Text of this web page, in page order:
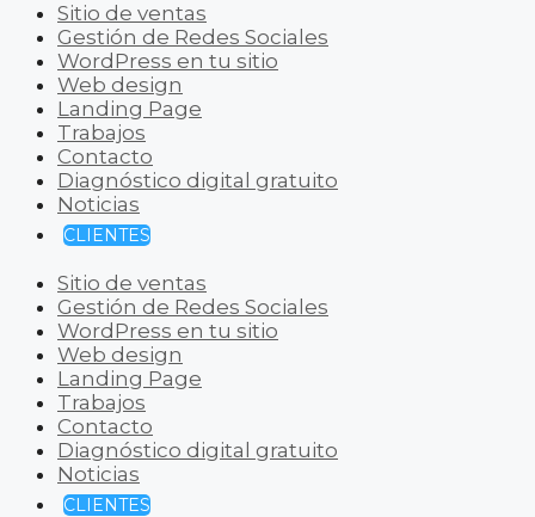
Sitio de ventas
Gestión de Redes Sociales
WordPress en tu sitio
Web design
Landing Page
Trabajos
Contacto
Diagnóstico digital gratuito
Noticias
CLIENTES
Sitio de ventas
Gestión de Redes Sociales
WordPress en tu sitio
Web design
Landing Page
Trabajos
Contacto
Diagnóstico digital gratuito
Noticias
CLIENTES